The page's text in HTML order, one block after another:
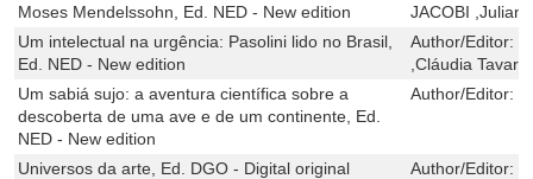
Moses Mendelssohn, Ed. NED - New edition
JACOBI
Um intelectual na urgência: Pasolini lido no Brasil,
Ed. NED - New edition
Author/Editor:
,Cláudia
Um sabiá sujo: a aventura científica sobre a
descoberta de uma ave e de um continente, Ed.
NED - New edition
Author/Editor:
Universos da arte, Ed. DGO - Digital original Author/Editor: